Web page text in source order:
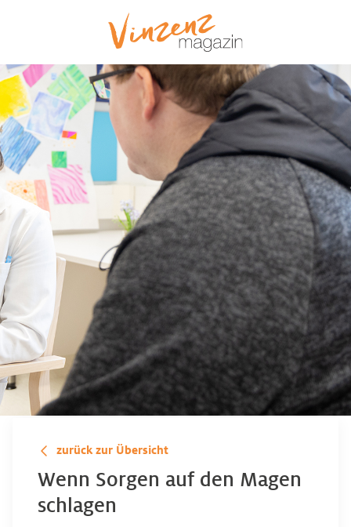
zurück zur Übersicht
Wenn Sorgen auf den Magen
schlagen